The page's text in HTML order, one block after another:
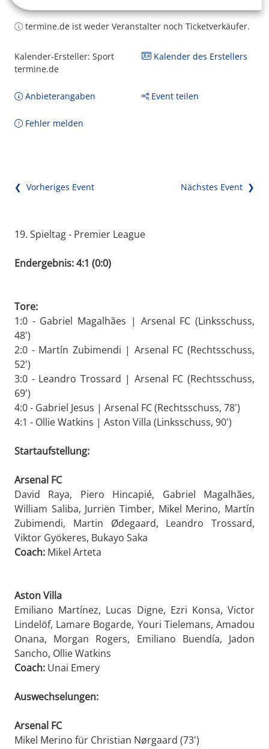
termine.de ist weder Veranstalter noch Ticketverkäufer.
Kalender-Ersteller: Sport
termine.de
Kalender des Erstellers
Anbieterangaben Event teilen
Fehler melden
❮ Vorheriges Event Nächstes Event ❯
19. Spieltag - Premier League
Endergebnis: 4:1 (0:0)
Tore:
1:0 - Gabriel Magalhães | Arsenal FC (Linksschuss,
48')
2:0 - Martín Zubimendi | Arsenal FC (Rechtsschuss,
52')
3:0 - Leandro Trossard | Arsenal FC (Rechtsschuss,
69')
4:0 - Gabriel Jesus | Arsenal FC (Rechtsschuss, 78')
4:1 - Ollie Watkins | Aston Villa (Linksschuss, 90')
Startaufstellung:
Arsenal FC
David Raya, Piero Hincapié, Gabriel Magalhães,
William Saliba, Jurriën Timber, Mikel Merino, Martín
Zubimendi, Martin Ødegaard, Leandro Trossard,
Viktor Gyökeres, Bukayo Saka
Coach: Mikel Arteta
Aston Villa
Emiliano Martínez, Lucas Digne, Ezri Konsa, Victor
Lindelöf, Lamare Bogarde, Youri Tielemans, Amadou
Onana, Morgan Rogers, Emiliano Buendía, Jadon
Sancho, Ollie Watkins
Coach: Unai Emery
Auswechselungen:
Arsenal FC
Mikel Merino für Christian Nørgaard (73')